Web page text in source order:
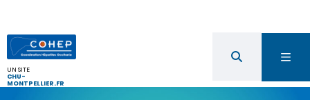
UN SITE
CHU-
MONTPELLIER.FR